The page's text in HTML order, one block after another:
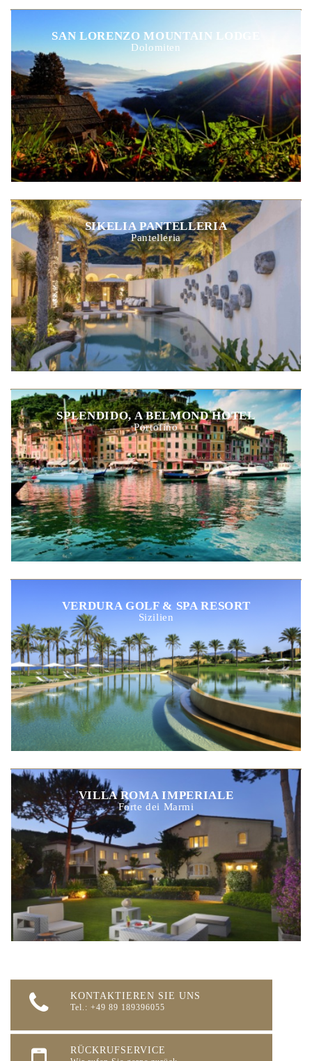
SAN LORENZO MOUNTAIN LODGE
Dolomiten
SIKELIA PANTELLERIA
Pantelleria
SPLENDIDO, A BELMOND HOTEL
Portofino
VERDURA GOLF & SPA RESORT
Sizilien
VILLA ROMA IMPERIALE
Forte dei Marmi
KONTAKTIEREN SIE UNS
Tel.: +49 89 189396055
RÜCKRUFSERVICE